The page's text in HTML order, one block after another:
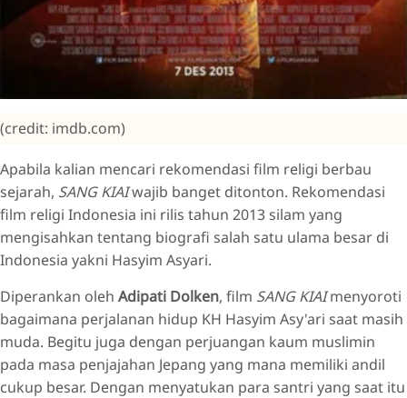
(credit: imdb.com)
Apabila kalian mencari rekomendasi film religi berbau
sejarah, SANG KIAIwajib banget ditonton. Rekomendasi
film religi Indonesia ini rilis tahun 2013 silam yang
mengisahkan tentang biografi salah satu ulama besar di
Indonesia yakni Hasyim Asyari.
Diperankan oleh Adipati Dolken, film SANG KIAImenyoroti
bagaimana perjalanan hidup KH Hasyim Asy'ari saat masih
muda. Begitu juga dengan perjuangan kaum muslimin
pada masa penjajahan Jepang yang mana memiliki andil
cukup besar. Dengan menyatukan para santri yang saat itu